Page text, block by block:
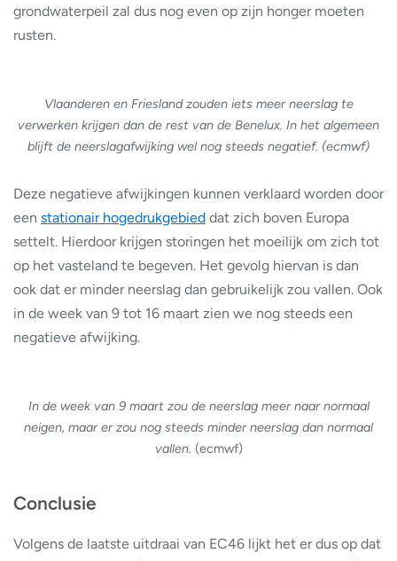
grondwaterpeil zal dus nog even op zijn honger moeten
rusten.
Vlaanderen en Friesland zouden iets meer neerslag te
verwerken krijgen dan de rest van de Benelux. In het algemeen
blijft de neerslagafwijking wel nog steeds negatief. (ecmwf)
Deze negatieve afwijkingen kunnen verklaard worden door
een stationair hogedrukgebied dat zich boven Europa
settelt. Hierdoor krijgen storingen het moeilijk om zich tot
op het vasteland te begeven. Het gevolg hiervan is dan
ook dat er minder neerslag dan gebruikelijk zou vallen. Ook
in de week van 9 tot 16 maart zien we nog steeds een
negatieve afwijking.
In de week van 9 maart zou de neerslag meer naar normaal
neigen, maar er zou nog steeds minder neerslag dan normaal
vallen. (ecmwf)
Conclusie
Volgens de laatste uitdraai van EC46 lijkt het er dus op dat